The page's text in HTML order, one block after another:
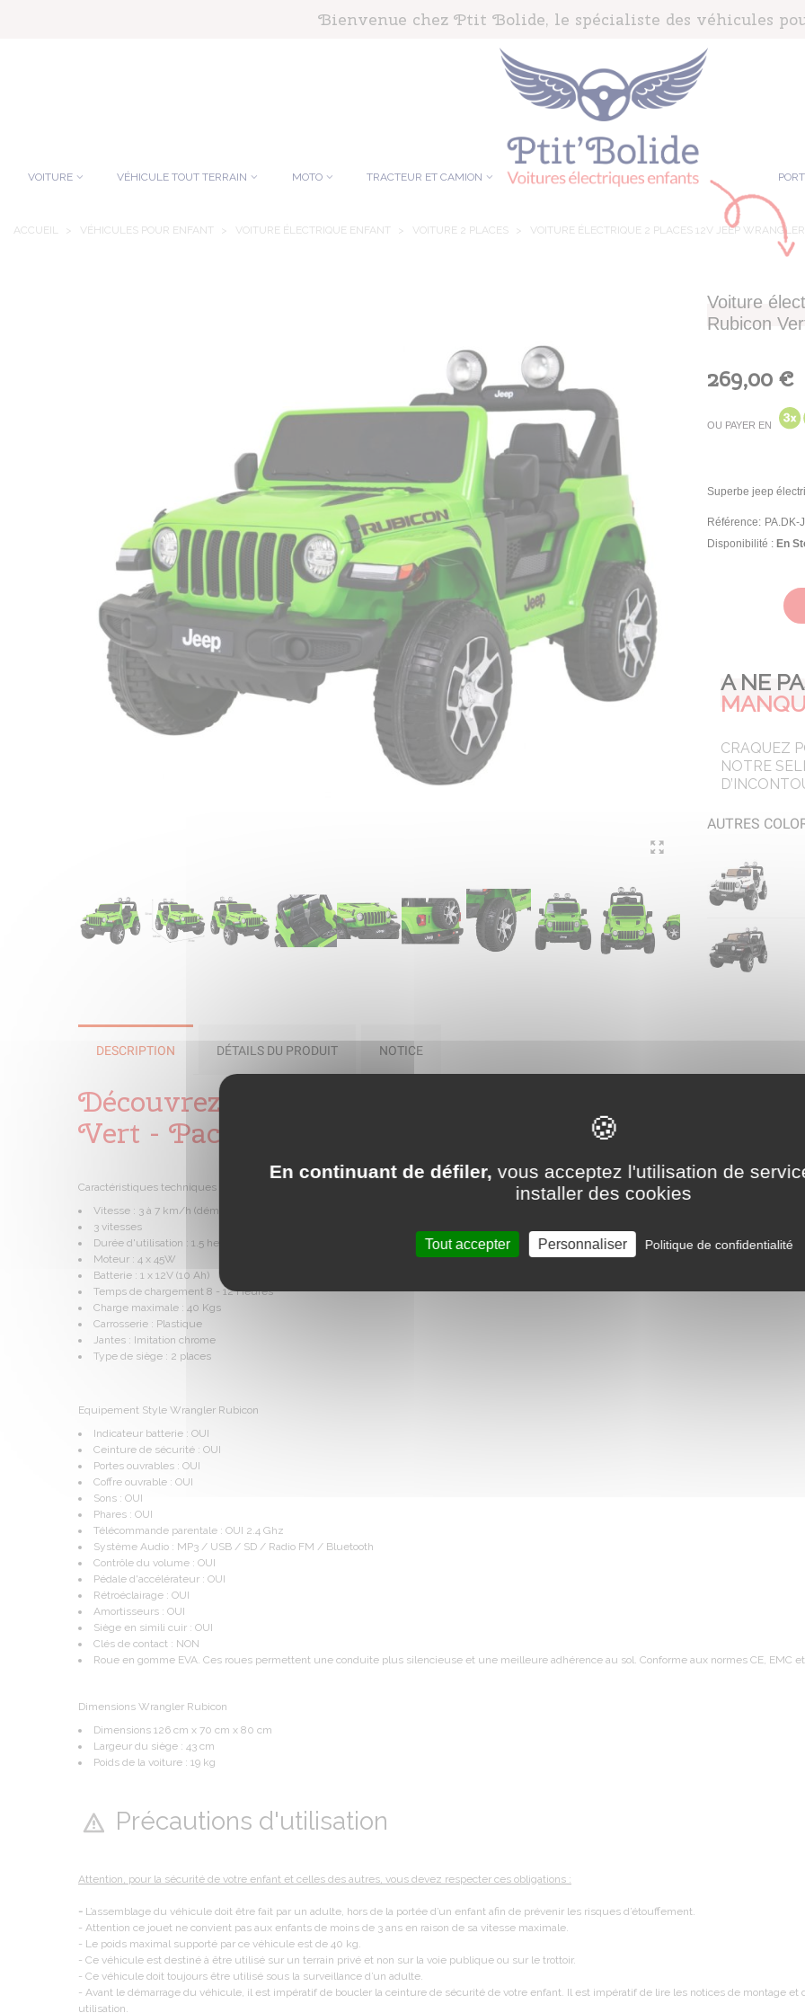
Bienvenue chez Ptit Bolide, le spécialiste des véhicules
VOITURE VÉHICULE TOUT TERRAIN MOTO TRACTEUR ET CAMION
ACCUEIL > VÉHICULES POUR ENFANT > VOITURE ÉLECTRIQUE ENFANT > VOITURE 2 PLACES > VOITURE ÉLECTRIQUE 2 PLACES 12V JEEP
Voiture
Rubicon
269,00 €
OU PAYER EN
Superbe jeep
Référence: PA.DK-
Disponibilité : En
A NE
CRAQUEZ
NOTRE
AUTRES
DESCRIPTION DÉTAILS DU PRODUIT NOTICE
Découvrez notre Voiture électrique 2 places 12V
Vert - Pack Luxe
Caractéristiques techniques Wrangler Rubicon
Vitesse : 3 à 7 km/h (démarrage progressif)
3 vitesses
Durée d'utilisation : 1.5 heures (en fonction du poids de l'enfants et du type de sol)
Moteur : 4 x 45W
Batterie : 1 x 12V (10 Ah)
Temps de chargement 8 - 12 Heures
Charge maximale : 40 Kgs
Carrosserie : Plastique
Jantes : Imitation chrome
Type de siège : 2 places
Equipement Style Wrangler Rubicon
Indicateur batterie : OUI
Ceinture de sécurité : OUI
Portes ouvrables : OUI
Coffre ouvrable : OUI
Sons : OUI
Phares : OUI
Télécommande parentale : OUI 2.4 Ghz
Système Audio : MP3 / USB / SD / Radio FM / Bluetooth
Contrôle du volume : OUI
Pédale d'accélérateur : OUI
Rétroéclairage : OUI
Amortisseurs : OUI
Siège en simili cuir : OUI
Clés de contact : NON
Roue en gomme EVA. Ces roues permettent une conduite plus silencieuse et une meilleure adhérence au sol. Conforme aux normes CE, EMC et
Dimensions Wrangler Rubicon
Dimensions 126 cm x 70 cm x 80 cm
Largeur du siège : 43 cm
Poids de la voiture : 19 kg
Précautions d'utilisation
Attention, pour la sécurité de votre enfant et celles des autres, vous devez respecter ces obligations :
- L’assemblage du véhicule doit être fait par un adulte, hors de la portée d’un enfant afin de prévenir les risques d’étouffement.
- Attention ce jouet ne convient pas aux enfants de moins de 3 ans en raison de sa vitesse maximale.
- Le poids maximal supporté par ce véhicule est de 40 kg.
- Ce véhicule est destiné à être utilisé sur un terrain privé et non sur la voie publique ou sur le trottoir.
- Ce véhicule doit toujours être utilisé sous la surveillance d’un adulte.
- Avant le démarrage du véhicule, il est impératif de boucler la ceinture de sécurité de votre enfant. Il est impératif de lire les notices de montage
utilisation.
En continuant de défiler, vous acceptez l'utilisation de
installer des cookies
Tout accepter Personnaliser Politique de confidentialité